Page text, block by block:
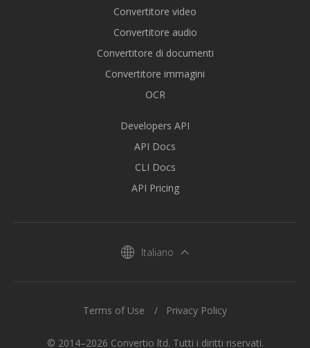
Convertitore video
Convertitore audio
Convertitore di documenti
Convertitore immagini
OCR
Developers API
API Docs
CLI Docs
API Pricing
Italiano
© 2014–2026 Convertio ltd. Tutti i diritti riservati.
Terms of Use Privacy Policy